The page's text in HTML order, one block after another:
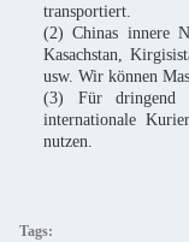
transportiert.
(2) Chinas innere
Kasachstan,
usw. Wir können
(3) Für dringend
internationale
nutzen.
Tags: